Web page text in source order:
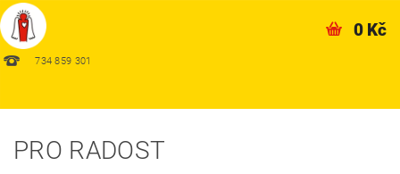
734 859 301
0 Kč
PRO RADOST